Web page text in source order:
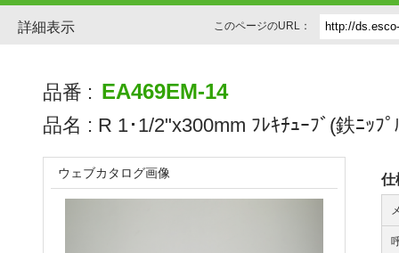
詳細表示 このページのURL：
品番 : EA469EM-14
品名 : R 1･1/2"x300mm ﾌﾚｷﾁｭｰﾌﾞ(鉄ﾆｯﾌ
仕
ウェブカタログ画像